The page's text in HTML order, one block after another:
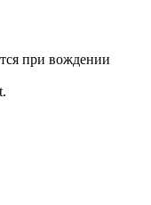
при вождении